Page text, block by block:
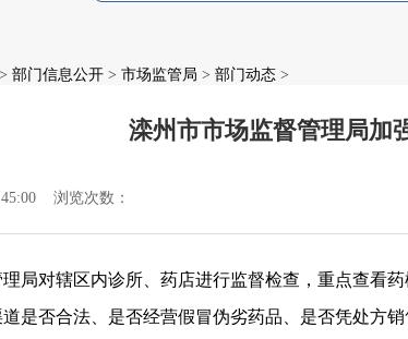
> 部门信息公开 > 市场监管局 > 部门动态 >
滦州市市场监督管理局加
浏览次数：
局对辖区内诊所、药店进行监督检查，重点查看
是否合法、是否经营假冒伪劣药品、是否凭处方